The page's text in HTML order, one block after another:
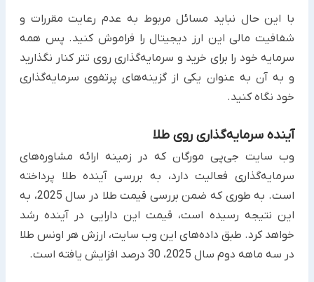
با این حال نباید مسائل مربوط به عدم رعایت مقررات و
شفافیت مالی این ارز دیجیتال را فراموش کنید. پس همه
سرمایه خود ‏را برای خرید و سرمایه‌گذاری روی تتر کنار نگذارید
و به آن به عنوان یکی از گزینه‌های پرتفوی سرمایه‌گذاری
خود نگاه کنید.‏
آینده سرمایه‌گذاری روی طلا
وب سایت جی‌پی مورگان که در زمینه ارائه مشاوره‌های
سرمایه‌گذاری فعالیت دارد، به بررسی آینده طلا پرداخته
است. به طوری که ضمن بررسی قیمت طلا در سال 2025، به
این نتیجه رسیده است، قیمت این دارایی در آینده رشد
خواهد کرد. طبق داده‌های این وب سایت، ارزش هر اونس طلا
در سه ماهه دوم سال 2025، 30 درصد افزایش یافته است.